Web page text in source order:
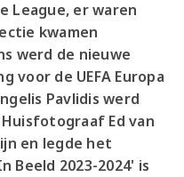
League, er waren
kwamen
werd de nieuwe
voor de UEFA Europa
Pavlidis werd
Ed van
en legde het
Beeld 2023-2024' is